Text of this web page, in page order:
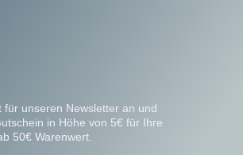
für unseren Newsletter an und
in Höhe von 5€ für Ihre
50€ Warenwert.